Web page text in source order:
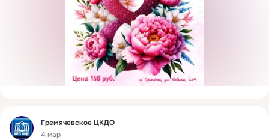
Фид
Гремячевское ЦКДО
4 мар